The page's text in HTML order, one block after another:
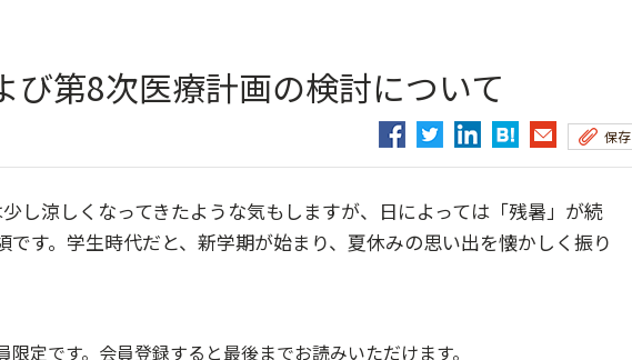
び第8次医療計画の検討について
保存
涼しくなってきたような気もしますが、日によっては「残暑」が続
す。学生時代だと、新学期が始まり、夏休みの思い出を懐かしく振り
限定です。会員登録すると最後までお読みいただけます。